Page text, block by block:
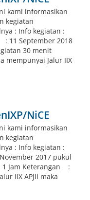
kami informasikan
kegiatan
: Info kegiatan :
11 September 2018
30 menit
mempunyai Jalur IIX
NiCE
kami informasikan
kegiatan
: Info kegiatan :
2017 pukul
1 Jam Keterangan :
IIX APJII maka